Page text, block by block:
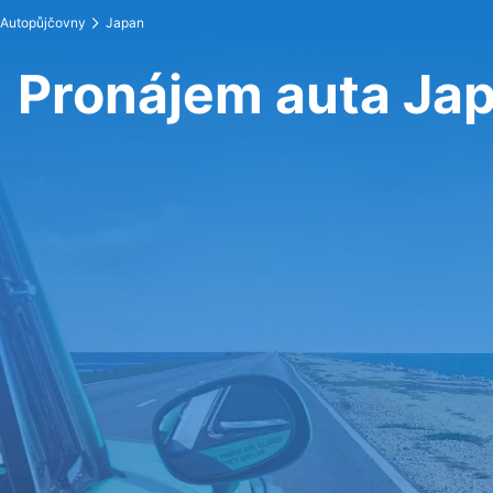
Autopůjčovny Japan
Pronájem auta